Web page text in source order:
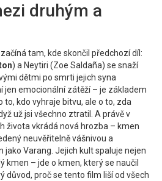
druhým a
tam, kde skončil předchozí díl:
) a Neytiri (Zoe Saldaña) se snaží
dětmi po smrti jejich syna
jen emocionální zátěží – je základem
to, kdo vyhraje bitvu, ale o to, zda
už jsi všechno ztratil. A právě v
života vkrádá nová hrozba – kmen
neuvěřitelně vášnivou a
jako Varang. Jejich kult spaluje nejen
kmen – jde o kmen, který se naučil
důvod, proč se tento film liší od všech